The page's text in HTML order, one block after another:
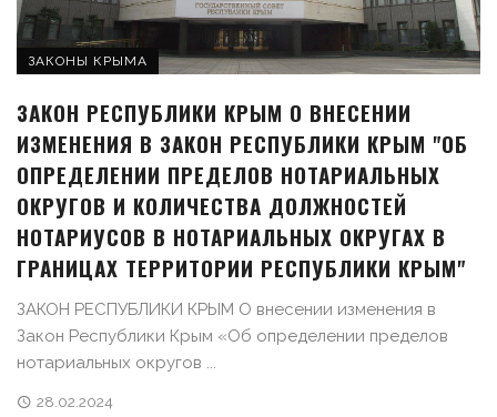
ЗАКОНЫ КРЫМА
ЗАКОН РЕСПУБЛИКИ КРЫМ О ВНЕСЕНИИ
ИЗМЕНЕНИЯ В ЗАКОН РЕСПУБЛИКИ КРЫМ "ОБ
ОПРЕДЕЛЕНИИ ПРЕДЕЛОВ НОТАРИАЛЬНЫХ
ОКРУГОВ И КОЛИЧЕСТВА ДОЛЖНОСТЕЙ
НОТАРИУСОВ В НОТАРИАЛЬНЫХ ОКРУГАХ В
ГРАНИЦАХ ТЕРРИТОРИИ РЕСПУБЛИКИ КРЫМ"
ЗАКОН РЕСПУБЛИКИ КРЫМ О внесении изменения в
Закон Республики Крым «Об определении пределов
нотариальных округов ...
28.02.2024